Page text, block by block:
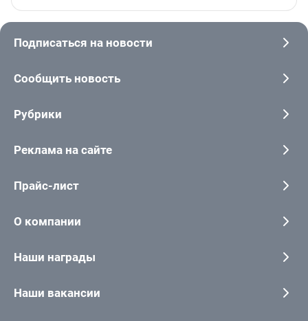
Подписаться на новости
Сообщить новость
Рубрики
Реклама на сайте
Прайс-лист
О компании
Наши награды
Наши вакансии